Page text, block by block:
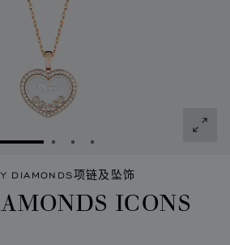
转到幻灯片 1转到幻灯片 2
转到幻灯片 3
转到幻灯片 4
DIAMONDS项链及坠饰
ICONS